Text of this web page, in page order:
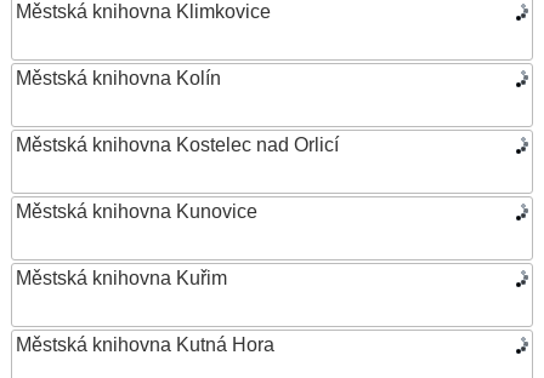
Městská knihovna Klimkovice
Městská knihovna Kolín
Městská knihovna Kostelec nad Orlicí
Městská knihovna Kunovice
Městská knihovna Kuřim
Městská knihovna Kutná Hora